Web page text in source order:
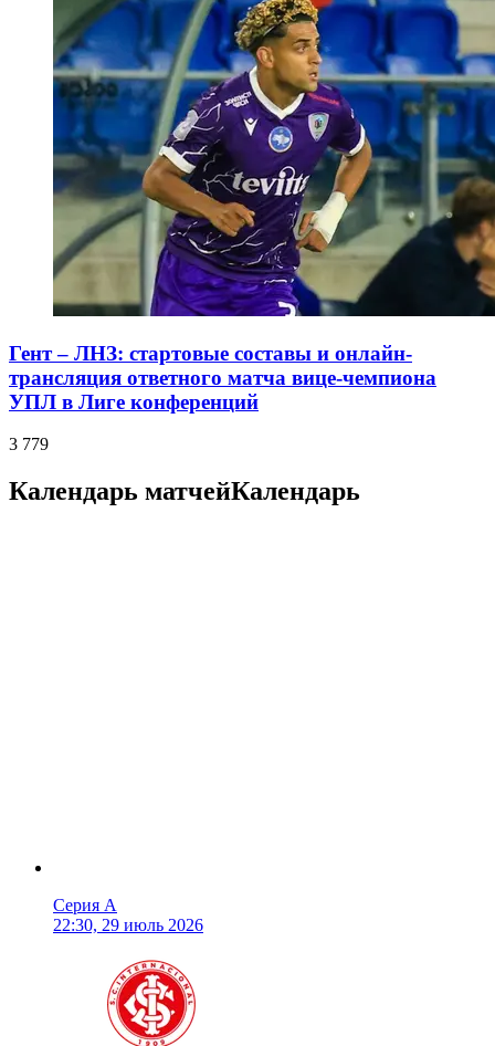
Гент – ЛНЗ: стартовые составы и онлайн-
трансляция ответного матча вице-чемпиона
УПЛ в Лиге конференций
3 779
Календарь матчейКалендарь
Серия А
22:30, 29 июль 2026